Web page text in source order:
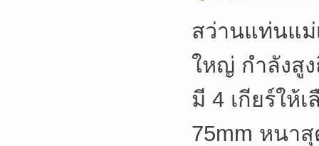
สว่านแท่นแม่
ใหญ่ กำลังสู
มี 4 เกียร์ให้
75mm หนา